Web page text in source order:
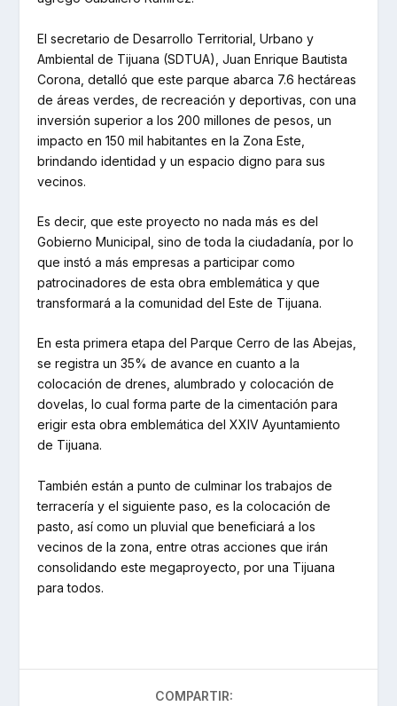
El secretario de Desarrollo Territorial, Urbano y
Ambiental de Tijuana (SDTUA), Juan Enrique Bautista
Corona, detalló que este parque abarca 7.6 hectáreas
de áreas verdes, de recreación y deportivas, con una
inversión superior a los 200 millones de pesos, un
impacto en 150 mil habitantes en la Zona Este,
brindando identidad y un espacio digno para sus
vecinos.
Es decir, que este proyecto no nada más es del
Gobierno Municipal, sino de toda la ciudadanía, por lo
que instó a más empresas a participar como
patrocinadores de esta obra emblemática y que
transformará a la comunidad del Este de Tijuana.
En esta primera etapa del Parque Cerro de las Abejas,
se registra un 35% de avance en cuanto a la
colocación de drenes, alumbrado y colocación de
dovelas, lo cual forma parte de la cimentación para
erigir esta obra emblemática del XXIV Ayuntamiento
de Tijuana.
También están a punto de culminar los trabajos de
terracería y el siguiente paso, es la colocación de
pasto, así como un pluvial que beneficiará a los
vecinos de la zona, entre otras acciones que irán
consolidando este megaproyecto, por una Tijuana
para todos.
COMPARTIR: